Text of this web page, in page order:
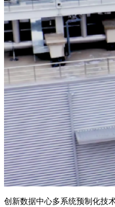
创新数据中心多系统预制化技